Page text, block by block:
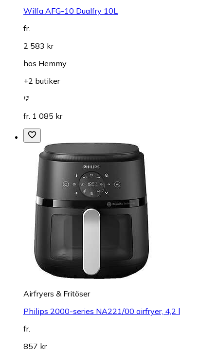
Wilfa AFG-10 Dualfry 10L
fr.
2 583 kr
hos Hemmy
+2 butiker
fr. 1 085 kr
Airfryers & Fritöser
Philips 2000-series NA221/00 airfryer, 4,2 l
fr.
857 kr